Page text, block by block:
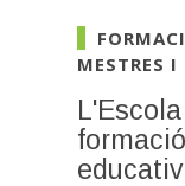
MESTRES I